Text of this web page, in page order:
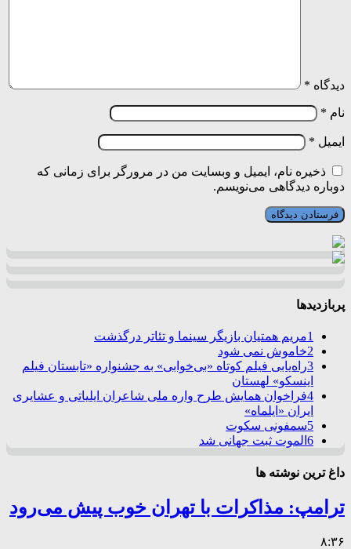
دیدگاه *
نام *
ایمیل *
ذخیره نام، ایمیل و وبسایت من در مرورگر برای زمانی که
دوباره دیدگاهی می‌نویسم.
پربازدیدها
1مریم همتیان بازیگر سینما و تئاتر درگذشت
2خاموش نمی شود
3راه‌یابی فیلم کوتاه «بی‌خوابی» به جشنواره «تابستان فیلم
اینسکو» لهستان
4فراخوان همایش طرح واره ملی شاعران ایلیاتی و عشایری
ایران «ایلماه»
5سمفونی سکوت
6 الموت ثبت جهانی شد
داغ ترین نوشته ها
ترامپ: مذاکرات با تهران خوب پیش می‌رود
۸:۳۶